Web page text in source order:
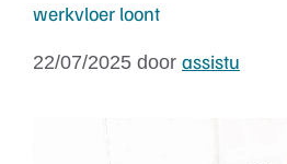
werkvloer loont
22/07/2025 door assistu